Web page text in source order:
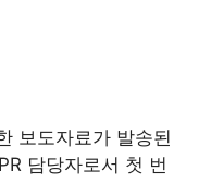
보도자료가 발송된
담당자로서 첫 번